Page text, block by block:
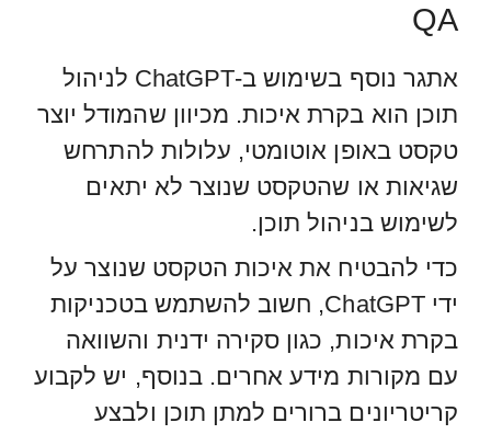
QA
אתגר נוסף בשימוש ב-ChatGPT לניהול
תוכן הוא בקרת איכות. מכיוון שהמודל יוצר
טקסט באופן אוטומטי, עלולות להתרחש
שגיאות או שהטקסט שנוצר לא יתאים
לשימוש בניהול תוכן.
כדי להבטיח את איכות הטקסט שנוצר על
ידי ChatGPT, חשוב להשתמש בטכניקות
בקרת איכות, כגון סקירה ידנית והשוואה
עם מקורות מידע אחרים. בנוסף, יש לקבוע
קריטריונים ברורים למתן תוכן ולבצע